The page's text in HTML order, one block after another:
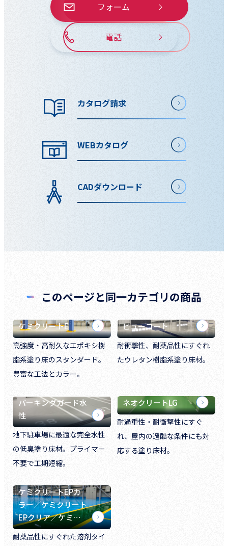
フォーム
電話
カタログ請求
WEBカタログ
CADダウンロード
このページと同一カテゴリの商品
ケミクリートE
高強度・高耐久なエポキシ樹
脂系塗り床のスタンダード。
豊富な工法とカラー。
ビューコート
耐衝撃性、耐薬品性にすぐれ
たウレタン樹脂系塗り床材。
パーキングガード水
性
地下駐車場に最適な完全水性
の低臭塗り床材。プライマー
不要で工期短縮。
ネオクリートLG
耐過重性・耐衝撃性にすぐ
れ、屋内の過酷な条件にも対
応する塗り床材。
ケミクリートEPカ
ラー／ケミクリート
EPクリア／ケミ…
耐薬品性にすぐれた溶剤タイ